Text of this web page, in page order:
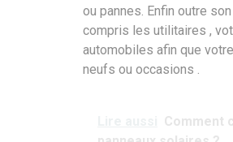
ou pannes. Enfin outre
compris les utilitaires ,
automobiles afin que
neufs ou occasions .
Comment